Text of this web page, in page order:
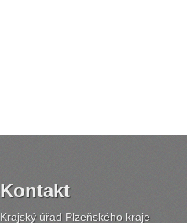
Kontakt
Krajský úřad Plzeňského kraje